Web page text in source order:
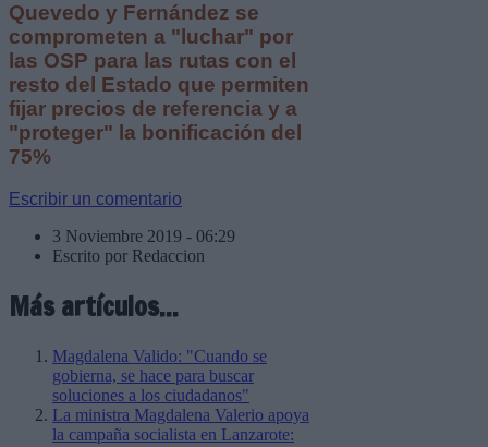
Quevedo y Fernández se
comprometen a "luchar" por
las OSP para las rutas con el
resto del Estado que permiten
fijar precios de referencia y a
"proteger" la bonificación del
75%
Escribir un comentario
3 Noviembre 2019 - 06:29
Escrito por Redaccion
Más artículos...
Magdalena Valido: "Cuando se
gobierna, se hace para buscar
soluciones a los ciudadanos"
La ministra Magdalena Valerio apoya
la campaña socialista en Lanzarote: